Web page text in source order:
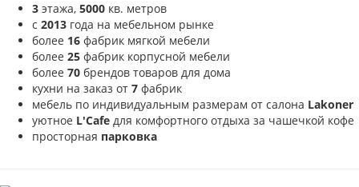
3 этажа, 5000 кв. метров
с 2013 года на мебельном рынке
более 16 фабрик мягкой мебели
более 25 фабрик корпусной мебели
более 70 брендов товаров для дома
кухни на заказ от 7 фабрик
мебель по индивидуальным размерам от салона Lakoner
уютное L'Cafe для комфортного отдыха за чашечкой кофе
просторная парковка